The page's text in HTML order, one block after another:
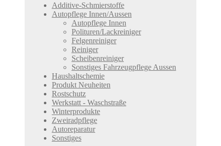
Additive-Schmierstoffe
Autopflege Innen/Aussen
Autopflege Innen
Polituren/Lackreiniger
Felgenreiniger
Reiniger
Scheibenreiniger
Sonstiges Fahrzeugpflege Aussen
Haushaltschemie
Produkt Neuheiten
Rostschutz
Werkstatt - Waschstraße
Winterprodukte
Zweiradpflege
Autoreparatur
Sonstiges